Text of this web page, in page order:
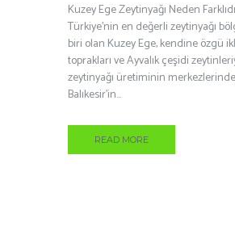
Kuzey Ege Zeytinyağı Neden
Türkiye’nin en değerli zeytinyağı
biri olan Kuzey Ege, kendine özgü
toprakları ve Ayvalık çeşidi
zeytinyağı üretiminin
Balıkesir’in...
READ MORE